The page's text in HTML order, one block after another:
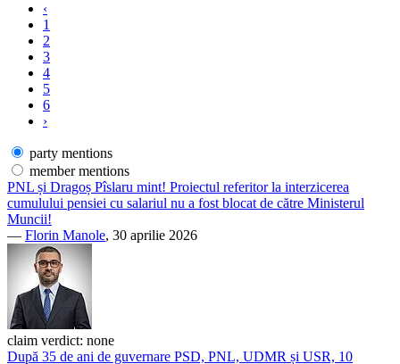
‹
1
2
3
4
5
6
›
party mentions
member mentions
PNL și Dragoș Pîslaru mint! Proiectul referitor la interzicerea
cumulului pensiei cu salariul nu a fost blocat de către Ministerul
Muncii!
— Florin Manole, 30 aprilie 2026
claim verdict: none
După 35 de ani de guvernare PSD, PNL, UDMR și USR, 10